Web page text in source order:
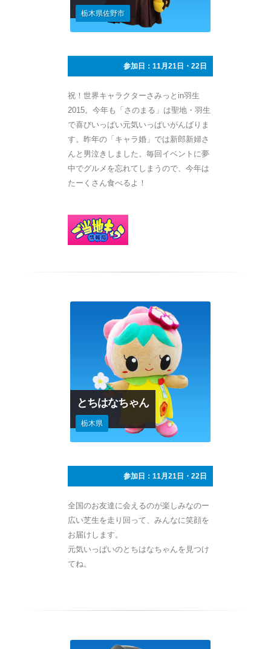
栃木県佐野市
参加日：11月21日・22日
祝！世界キャラクターさみっとin羽生
2015。今年も「さのまる」は聖地・羽生
で喜びいっぱい元気いっぱいがんばりま
す。昨年の「キャラ婚」では新郎新婦さ
んと男泣きしました。毎回イベントに夢
中でグルメを忘れてしまうので、今年は
たーくさん食べるよ！
とちはなちゃん
栃木県
参加日：11月21日・22日
全国のお友達に会えるのが楽しみなのー
広い芝生を走り回って、みんなに笑顔を
お届けします。
元気いっぱいのとちはなちゃんを見つけ
てね。